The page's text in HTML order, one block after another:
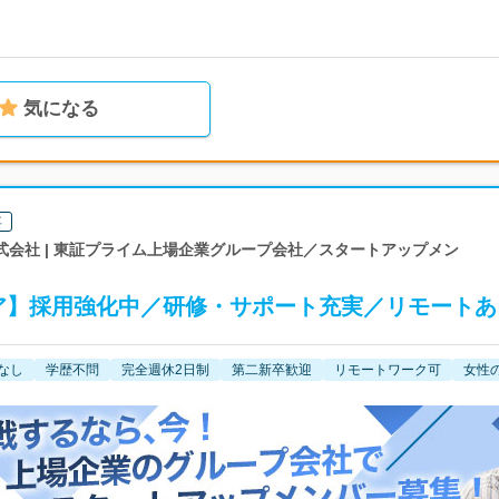
気になる
会社 | 東証プライム上場企業グループ会社／スタートアップメン
採用強化中／研修・サポート充実／リモート
し 学歴不問 完全週休2日制 第二新卒歓迎 リモートワーク可 女性